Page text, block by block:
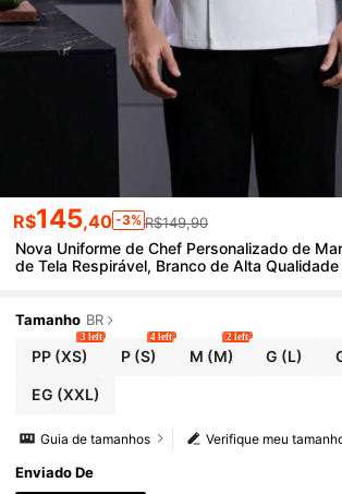
R$145,40 -3% R$149,90
Nova Uniforme de Chef Personalizado de
de Tela Respirável, Branco de Alta
s, Tecido Amigável à Pele, Durável
Tamanho BR
PP(XS)
3 left
P(S)
4 left
M (M)
2 left
G (L)
EG (XXL)
Verifique meu
Guia de tamanhos
Enviado De